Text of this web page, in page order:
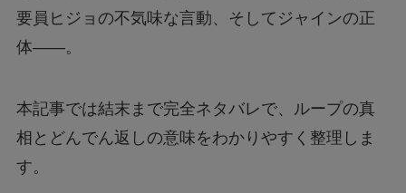
要員ヒジョの不気味な言動、そしてジャインの正
体――。
本記事では結末まで完全ネタバレで、ループの真
相とどんでん返しの意味をわかりやすく整理しま
す。